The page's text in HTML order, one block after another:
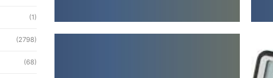
(1)
(2798)
(68)